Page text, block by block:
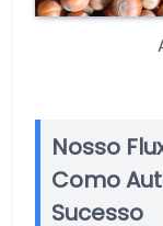
Nosso
Como
Sucesso